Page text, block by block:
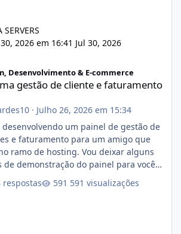
SERVERS
2026 em 16:41 Jul 30, 2026
Desenvolvimento & E-commerce
gestão de cliente e faturamento
· Julho 26, 2026 em 15:34
desenvolvendo um painel de gestão de
e faturamento para um amigo que
ramo de hosting. Vou deixar alguns
de demonstração do painel para vocês
de 80% concluído e conta com
respostas 591 visualizações